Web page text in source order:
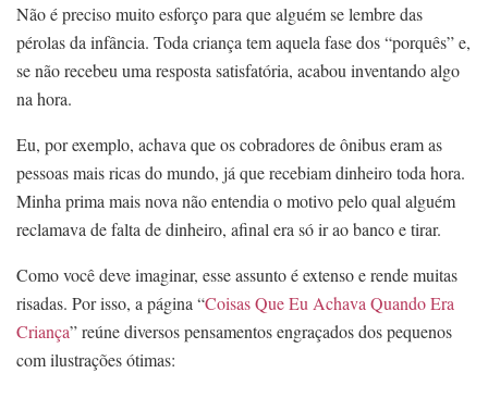
Não é preciso muito esforço para que alguém se lembre das
pérolas da infância. Toda criança tem aquela fase dos “porquês” e,
se não recebeu uma resposta satisfatória, acabou inventando algo
na hora.
Eu, por exemplo, achava que os cobradores de ônibus eram as
pessoas mais ricas do mundo, já que recebiam dinheiro toda hora.
Minha prima mais nova não entendia o motivo pelo qual alguém
reclamava de falta de dinheiro, afinal era só ir ao banco e tirar.
Como você deve imaginar, esse assunto é extenso e rende muitas
risadas. Por isso, a página “Coisas Que Eu Achava Quando Era
Criança” reúne diversos pensamentos engraçados dos pequenos
com ilustrações ótimas: